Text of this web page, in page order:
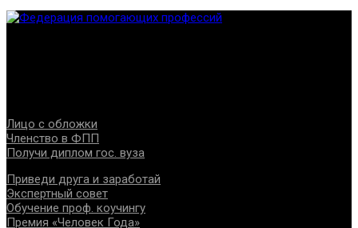
Лицо с обложки
Членство в ФПП
Получи диплом гос. вуза
Приведи друга и заработай
Экспертный совет
Обучение проф. коучингу
Премия «Человек Года»